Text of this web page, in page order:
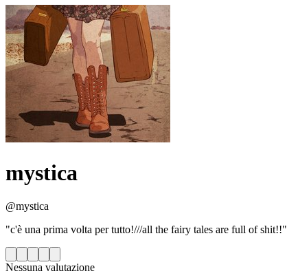
mystica
@mystica
"c'è una prima volta per tutto!///all the fairy tales are full of shit!!"
Nessuna valutazione